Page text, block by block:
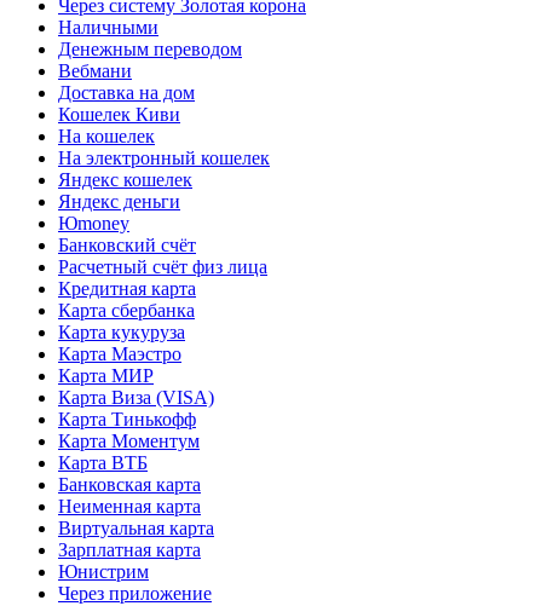
Через систему Золотая корона
Наличными
Денежным переводом
Вебмани
Доставка на дом
Кошелек Киви
На кошелек
На электронный кошелек
Яндекс кошелек
Яндекс деньги
Юmoney
Банковский счёт
Расчетный счёт физ лица
Кредитная карта
Карта сбербанка
Карта кукуруза
Карта Маэстро
Карта МИР
Карта Виза (VISA)
Карта Тинькофф
Карта Моментум
Карта ВТБ
Банковская карта
Неименная карта
Виртуальная карта
Зарплатная карта
Юнистрим
Через приложение